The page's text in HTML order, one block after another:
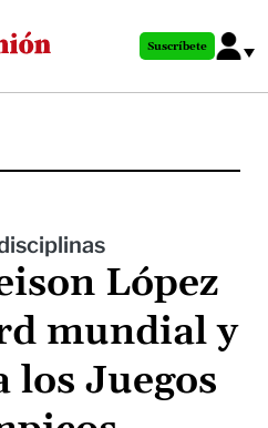
al
principal
Suscríbete
López
mundial y
los Juegos